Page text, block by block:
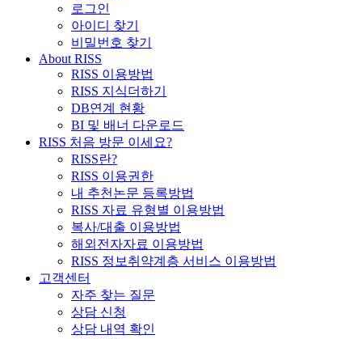
로그인
아이디 찾기
비밀번호 찾기
About RISS
RISS 이용방법
RISS 지식더하기
DB연계 현황
BI 및 배너 다운로드
RISS 처음 방문 이세요?
RISS란?
RISS 이용권한
내 추천논문 등록방법
RISS 자료 유형별 이용방법
복사/대출 이용방법
해외전자자료 이용방법
RISS 정보취약계층 서비스 이용방법
고객센터
자주 찾는 질문
상담 신청
상담 내역 확인